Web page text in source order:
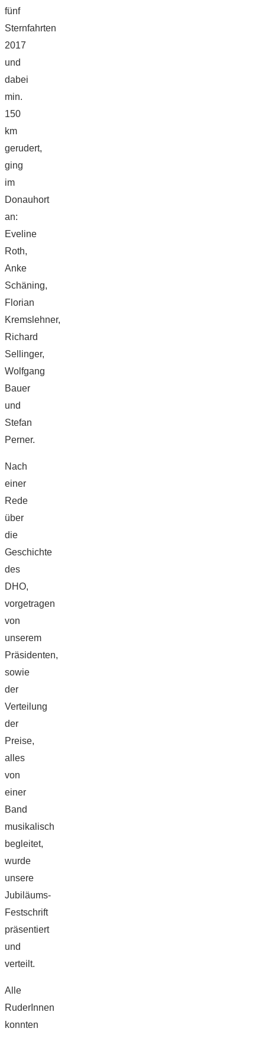
fünf
Sternfahrten
2017
und
dabei
min.
150
km
gerudert,
ging
im
Donauhort
an:
Eveline
Roth,
Anke
Schäning,
Florian
Kremslehner,
Richard
Sellinger,
Wolfgang
Bauer
und
Stefan
Perner.
Nach
einer
Rede
über
die
Geschichte
des
DHO,
vorgetragen
von
unserem
Präsidenten,
sowie
der
Verteilung
der
Preise,
alles
von
einer
Band
musikalisch
begleitet,
wurde
unsere
Jubiläums-
Festschrift
präsentiert
und
verteilt.
Alle
RuderInnen
konnten